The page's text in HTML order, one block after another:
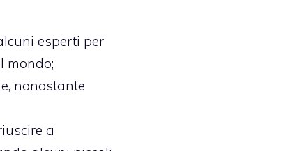
esperti per
mondo;
nonostante
a